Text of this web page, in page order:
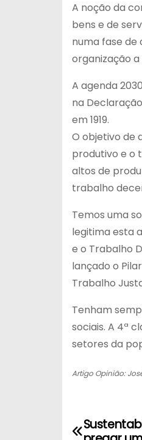
A noção da
bens e de
numa fase
organização
A agenda
na
em 1919.
O objetivo de
produtivo e o
altos de
trabalho
Temos uma
legitima esta
e o Trabalho
lançado o
Trabalho
Tenham
sociais. A 4ª
setores da
Artigo Opinião:
N